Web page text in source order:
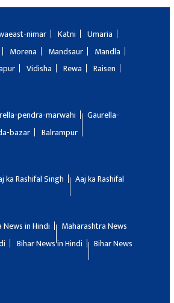
nimar Katni
Umaria
Morena Mandsaur
Mandla
Vidisha Rewa
Raisen
pendra-marwahi
Gaurella-
bazar
Balrampur
ka Rashifal Singh
Aaj ka Rashifal
in Hindi
Maharashtra News
Bihar News in Hindi
Bihar News